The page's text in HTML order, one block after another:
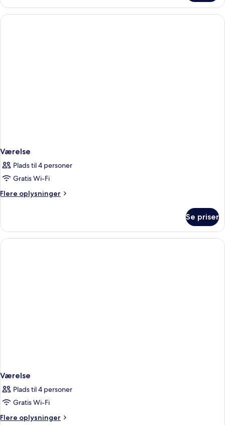
Værelse
Plads til 4 personer
Gratis Wi-Fi
Flere oplysninger
Flere
Se priser
Værelse
Plads til 4 personer
Gratis Wi-Fi
Flere oplysninger
Flere